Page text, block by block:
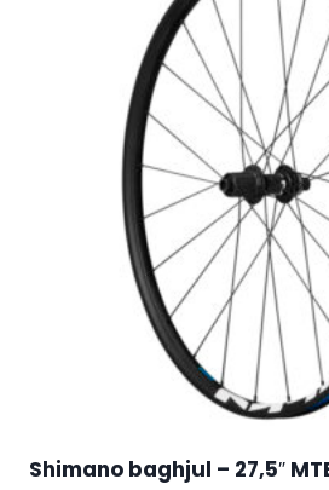
Shimano baghjul – 27,5″